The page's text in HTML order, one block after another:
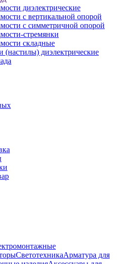
диэлектрические
с вертикальной опорой
с симметричной опорой
стремянки
складные
(настилы) диэлектрические
СветотехникаАрматура для